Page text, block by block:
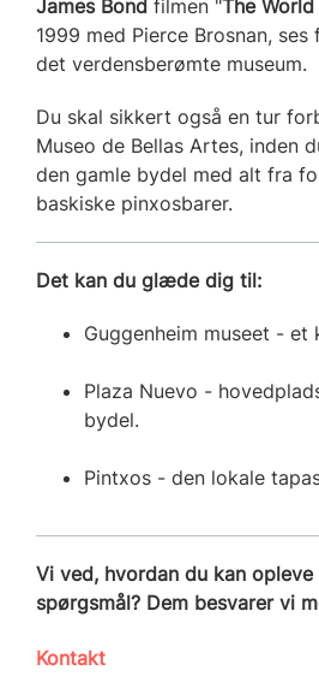
James Bond filmen "The
1999 med Pierce Brosnan,
det verdensberømte museum.
Du skal sikkert også en tur
Museo de Bellas Artes, inden
den gamle bydel med alt fra
baskiske pinxosbarer.
Det kan du glæde dig til:
Guggenheim museet -
Plaza Nuevo -
bydel.
Pintxos - den lokale
Vi ved, hvordan du kan opleve
spørgsmål? Dem besvarer vi
Kontakt